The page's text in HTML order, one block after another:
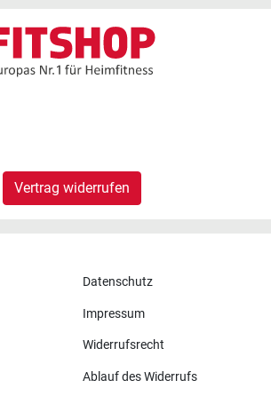
Vertrag widerrufen
Datenschutz
Impressum
Widerrufsrecht
Ablauf des Widerrufs